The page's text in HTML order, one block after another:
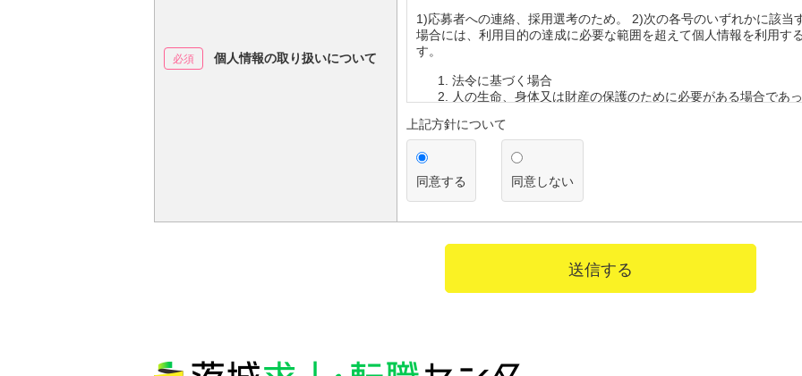
個人情報の取り扱いについて
1)応募者への連絡、採用選考のため。 2)次の各号のいずれかに該当
場合には、利用目的の達成に必要な範囲を超えて個人情報を利用す
す。
法令に基づく場合
人の生命、身体又は財産の保護のために必要がある場合であ
公衆衛生の向上又は児童の健全な育成の推進のために特に必要
って、本人の同意を得ることが困難であるとき
国の機関若しくは地方公共団体又はその委託を受けた者が法
遂行することに対して協力する必要がある場合であって、本人
とによって当該事務の遂行に支障を及ぼすおそれがあるとき
【第三者への提供】
弊社は法律で定められている場合を除いて、応募者の個人情報を当
得ず第三者に提供・委託することはありません。ただし、官公庁等
により個人情報について開示が求められた場合は、関係法令に反し
て、応募者の同意なく応募内容を提供することがあります。
されない場合には、採用の検討ができない場合がありますので、あ
上記方針について
同意する 同意しない
送信する